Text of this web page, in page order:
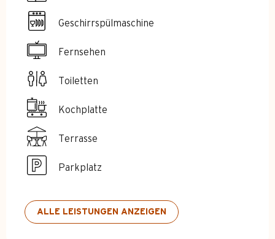
Geschirrspülmaschine
Fernsehen
Toiletten
Kochplatte
Terrasse
Parkplatz
ALLE LEISTUNGEN ANZEIGEN